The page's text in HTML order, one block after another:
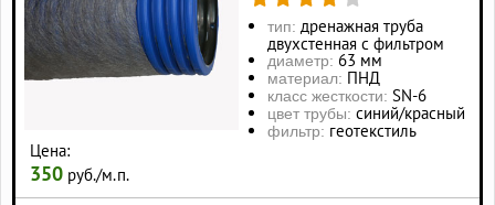
Цена:
350 руб./м.п.
тип: дренажная труба
двухстенная с фильтром
диаметр: 63 мм
материал: ПНД
класс жесткости: SN-6
цвет трубы: синий/красный
фильтр: геотекстиль